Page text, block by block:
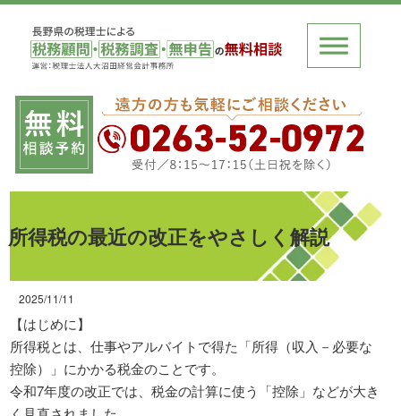
所得税の最近の改正をやさしく解説
2025/11/11
【はじめに】
所得税とは、仕事やアルバイトで得た「所得（収入－必要な
控除）」にかかる税金のことです。
令和7年度の改正では、税金の計算に使う「控除」などが大き